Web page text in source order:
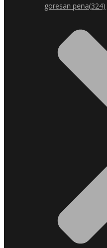
goresan pena(324)